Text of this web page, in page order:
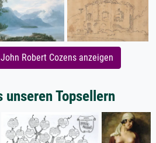
Robert Cozens anzeigen
unseren Topsellern